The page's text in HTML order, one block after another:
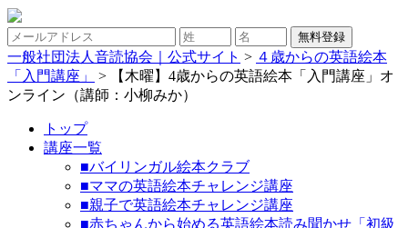
一般社団法人音読協会｜公式サイト > ４歳からの英語絵本
「入門講座」
>
【木曜】4歳からの英語絵本「入門講座」オ
ンライン（講師：小柳みか）
トップ
講座一覧
■バイリンガル絵本クラブ
■ママの英語絵本チャレンジ講座
■親子で英語絵本チャレンジ講座
■赤ちゃんから始める英語絵本読み聞かせ「初級